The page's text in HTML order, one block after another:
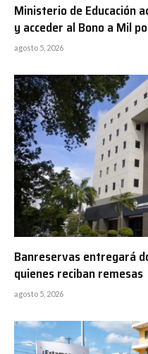
Ministerio de Educación
y acceder al Bono a Mil
agosto 5, 2026
Banreservas entregará
quienes reciban remesas
agosto 5, 2026